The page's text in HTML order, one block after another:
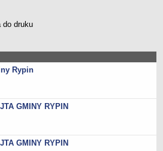
REGON
gminy
Rypin
GMINY RYPIN
GMINY RYPIN